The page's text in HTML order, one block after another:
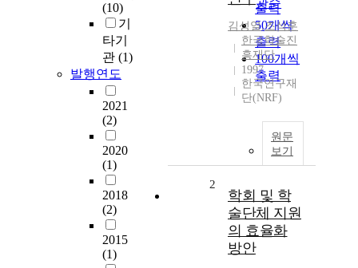
(10)
기
타기
관 (1)
발행연도
2021
(2)
2020
(1)
2018
(2)
2015
(1)
관순
출력
50개씩
출력
100개씩
출력
김성열,조석훈
한국학술진
흥재단
1997
한국연구재
단(NRF)
원문
보기
2
학회 및 학
술단체 지원
의 효율화
방안